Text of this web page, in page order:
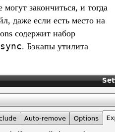
закончиться, и тогда
даже если есть место на
содержит набор
. Бэкапы утилита